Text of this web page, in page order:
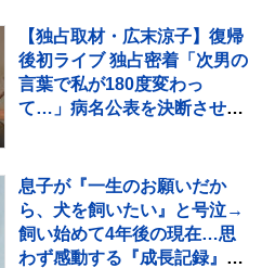
【独占取材・広末涼子】復帰
後初ライブ 独占密着「次男の
言葉で私が180度変わっ
て…」病名公表を決断させ
息子が『一生のお願いだか
ら、犬を飼いたい』と号泣→
飼い始めて4年後の現在…思
わず感動する『成長記録』が